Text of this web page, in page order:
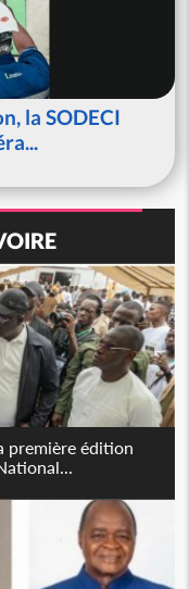
la SODECI
première édition